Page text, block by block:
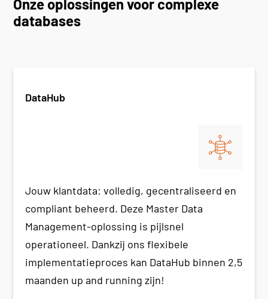
Onze oplossingen voor complexe
databases
DataHub
Jouw klantdata: volledig, gecentraliseerd en
compliant beheerd. Deze Master Data
Management-oplossing is pijlsnel
operationeel. Dankzij ons flexibele
implementatieproces kan DataHub binnen 2,5
maanden up and running zijn!